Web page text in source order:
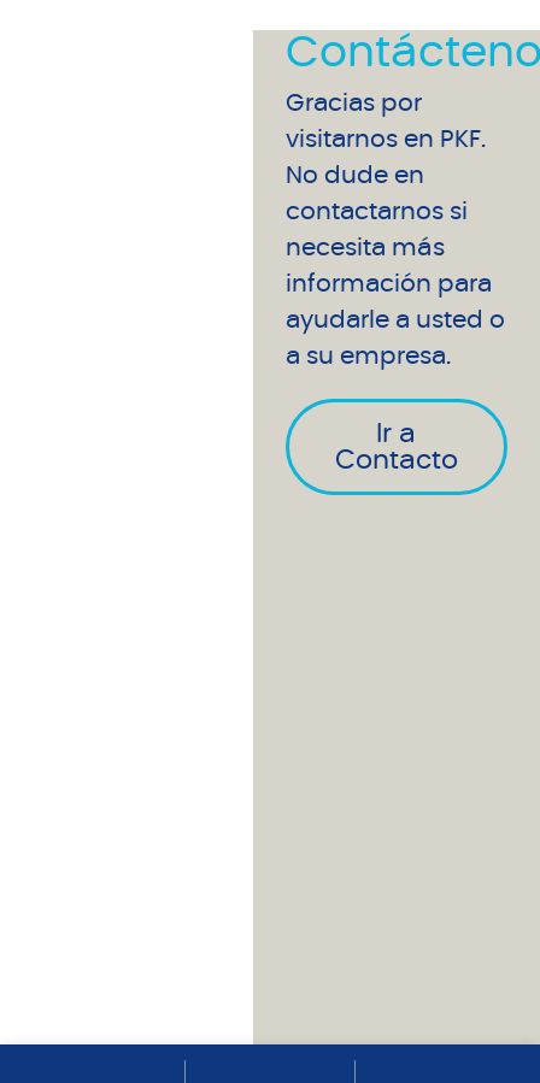
Gracias por
visitarnos en PKF.
No dude en
contactarnos si
necesita más
información para
ayudarle a usted o
a su empresa.
Ir a
Contacto